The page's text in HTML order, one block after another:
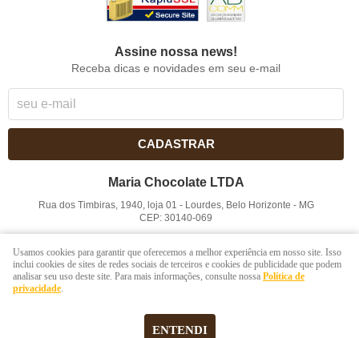
Assine nossa news!
Receba dicas e novidades em seu e-mail
CADASTRAR
Maria Chocolate LTDA
Rua dos Timbiras, 1940, loja 01 - Lourdes, Belo Horizonte - MG
CEP: 30140-069
LOJA VIRTUAL CRIADA POR
Usamos cookies para garantir que oferecemos a melhor experiência em nosso site. Isso
inclui cookies de sites de redes sociais de terceiros e cookies de publicidade que podem
analisar seu uso deste site. Para mais informações, consulte nossa Política de
privacidade.
ENTENDI